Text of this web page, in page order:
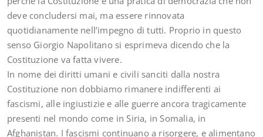
deve concludersi mai, ma essere rinnovata
quotidianamente nell’impegno di tutti. Proprio in questo
senso Giorgio Napolitano si esprimeva dicendo che la
Costituzione va fatta vivere.
In nome dei diritti umani e civili sanciti dalla nostra
Costituzione non dobbiamo rimanere indifferenti ai
fascismi, alle ingiustizie e alle guerre ancora tragicamente
presenti nel mondo come in Siria, in Somalia, in
Afghanistan. I fascismi continuano a risorgere, e alimentano